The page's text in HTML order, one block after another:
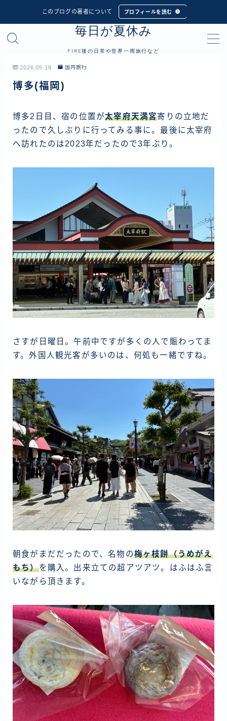
このブログの著者について プロフィールを読む
毎日が夏休み
FIRE後の日常や世界一周旅行など
MENU
プロフィール
フィリピン
インドネシア
マレーシア
カンボジア
ベトナム
ラオス
バングラディッシュ
ブータン
インド
FIRE後の日常
映画
読書
ポートフォリオ
資産運用
仮想通貨
お問い合わせ
2026.05.18 国内旅行
博多(福岡)
博多2日目、宿の位置が太宰府天満宮寄りの立地だ
ったので久しぶりに行ってみる事に。最後に太宰府
へ訪れたのは2023年だったので3年ぶり。
さすが日曜日。午前中ですが多くの人で賑わってま
す。外国人観光客が多いのは、何処も一緒ですね。
朝食がまだだったので、名物の梅ヶ枝餅（うめがえ
もち）を購入。出来立ての超アツアツ。はふはふ言
いながら頂きます。